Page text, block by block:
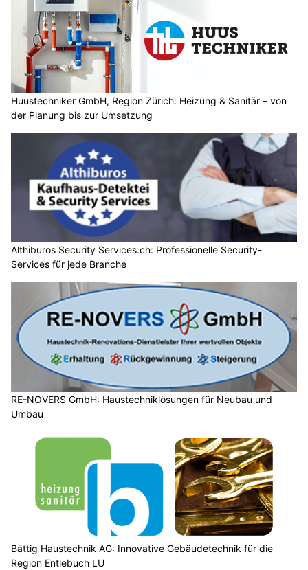
Huustechniker GmbH, Region Zürich: Heizung & Sanitär – von
der Planung bis zur Umsetzung
Althiburos Security Services.ch: Professionelle Security-
Services für jede Branche
RE-NOVERS GmbH: Haustechniklösungen für Neubau und
Umbau
Bättig Haustechnik AG: Innovative Gebäudetechnik für die
Region Entlebuch LU